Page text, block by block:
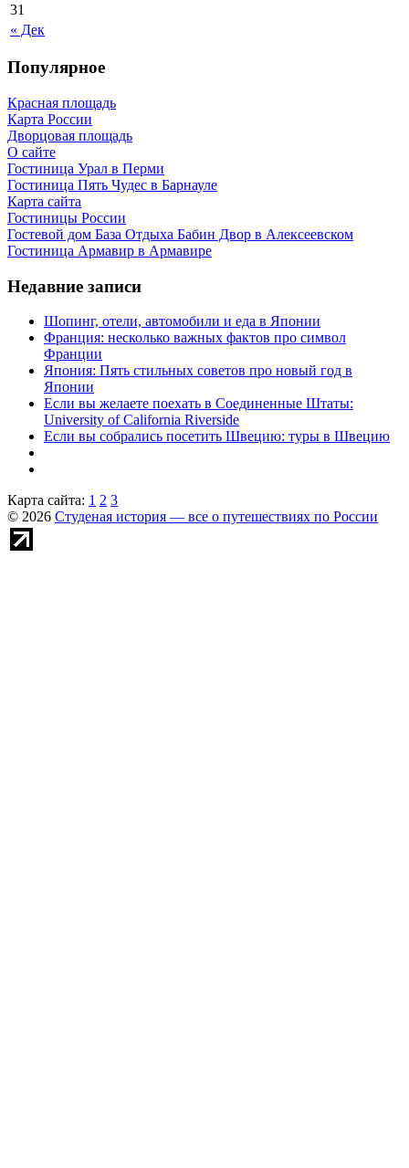
« Дек
31
Популярное
Красная площадь
Карта России
Дворцовая площадь
О сайте
Гостиница Урал в Перми
Гостиница Пять Чудес в Барнауле
Карта сайта
Гостиницы России
Гостевой дом База Отдыха Бабин Двор в Алексеевском
Гостиница Армавир в Армавире
Недавние записи
Шопинг, отели, автомобили и еда в Японии
Франция: несколько важных фактов про символ
Франции
Япония: Пять стильных советов про новый год в
Японии
Если вы желаете поехать в Соединенные Штаты:
University of California Riverside
Если вы собрались посетить Швецию: туры в Швецию
Карта сайта: 1 2 3
© 2026 Студеная история — все о путешествиях по России